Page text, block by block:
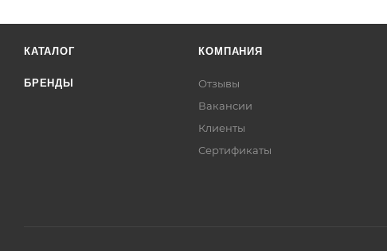
КАТАЛОГ
БРЕНДЫ
КОМПАНИЯ
Отзывы
Вакансии
Клиенты
Сертификаты